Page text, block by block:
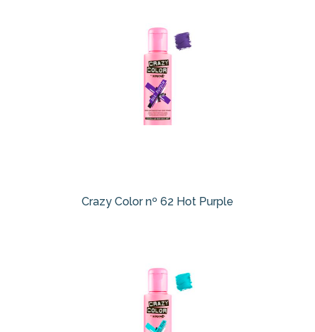
Crazy Color nº 62 Hot Purple